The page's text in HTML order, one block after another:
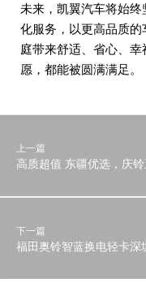
未来，凯翼汽车将始
化服务，以更高品质
庭带来舒适、省心、
愿，都能被圆满满足。
上一篇
高质超值 东疆优选，庆
下一篇
福田奥铃智蓝换电轻卡